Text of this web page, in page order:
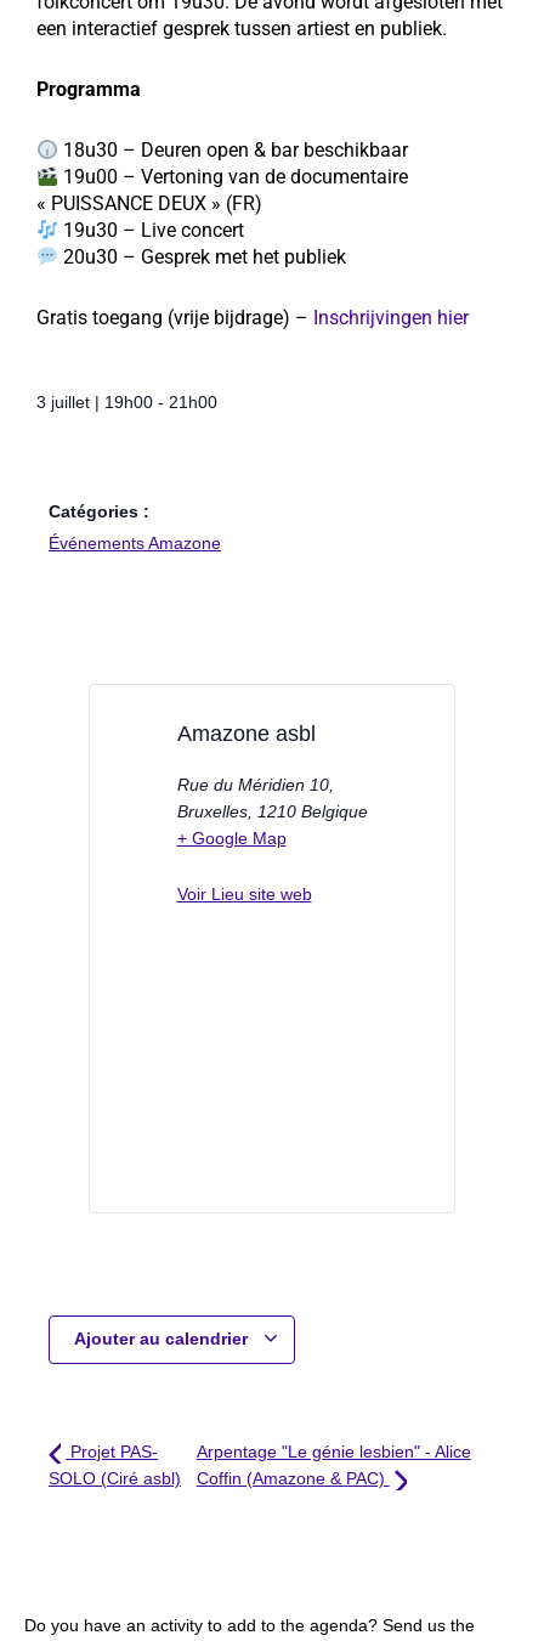
een interactief gesprek tussen artiest en publiek.
Programma
18u30 – Deuren open & bar beschikbaar
19u00 – Vertoning van de documentaire
« PUISSANCE DEUX » (FR)
19u30 – Live concert
20u30 – Gesprek met het publiek
Gratis toegang (vrije bijdrage) – Inschrijvingen hier
3 juillet 19h00 - 21h00
Catégories :
Événements Amazone
Amazone asbl
Rue du Méridien 10,
Bruxelles, 1210 Belgique
+ Google Map
Voir Lieu site web
Ajouter au calendrier
Projet PAS-
SOLO (Ciré asbl)
Arpentage "Le génie lesbien" - Alice
Coffin (Amazone & PAC)
Do you have an activity to add to the agenda? Send us the